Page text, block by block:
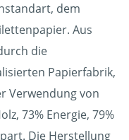
dem
Aus
die
Papierfabrik,
Verwendung von
73% Energie, 79%
Die Herstellung